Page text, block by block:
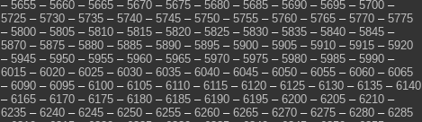
– 5655 – 5660 – 5665 – 5670 – 5675 – 5680 – 5685 – 5690 – 5695 – 5700 –
5725 – 5730 – 5735 – 5740 – 5745 – 5750 – 5755 – 5760 – 5765 – 5770 – 5775
– 5800 – 5805 – 5810 – 5815 – 5820 – 5825 – 5830 – 5835 – 5840 – 5845 –
5870 – 5875 – 5880 – 5885 – 5890 – 5895 – 5900 – 5905 – 5910 – 5915 – 5920
– 5945 – 5950 – 5955 – 5960 – 5965 – 5970 – 5975 – 5980 – 5985 – 5990 –
6015 – 6020 – 6025 – 6030 – 6035 – 6040 – 6045 – 6050 – 6055 – 6060 – 6065
– 6090 – 6095 – 6100 – 6105 – 6110 – 6115 – 6120 – 6125 – 6130 – 6135 – 6140
– 6165 – 6170 – 6175 – 6180 – 6185 – 6190 – 6195 – 6200 – 6205 – 6210 –
6235 – 6240 – 6245 – 6250 – 6255 – 6260 – 6265 – 6270 – 6275 – 6280 – 6285